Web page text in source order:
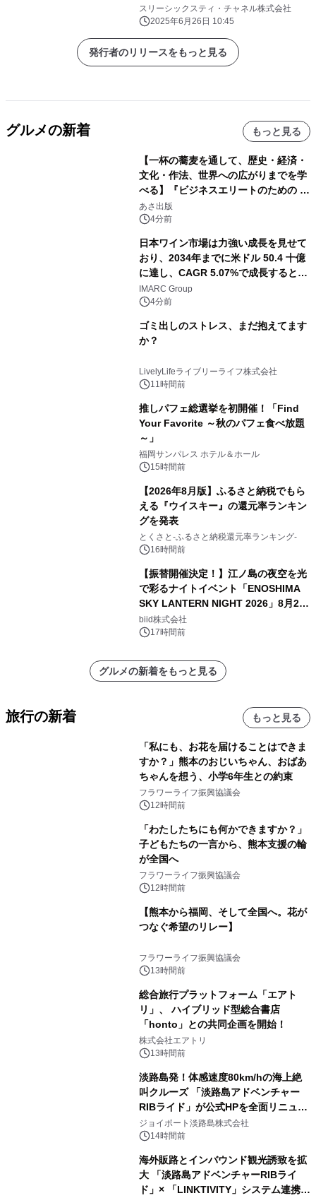
スリーシックスティ・チャネル株式会社
2025年6月26日 10:45
発行者のリリースをもっと見る
グルメの新着 もっと見る
【一杯の蕎麦を通して、歴史・経済・
文化・作法、世界への広がりまでを学
べる】『ビジネスエリートのための 教
養としての蕎麦』2026年8月25日
（火）発売
あさ出版
4分前
日本ワイン市場は力強い成長を見せて
おり、2034年までに米ドル 50.4 十億
に達し、CAGR 5.07%で成長すると予
測
IMARC Group
4分前
ゴミ出しのストレス、まだ抱えてます
か？
LivelyLifeライブリーライフ株式会社
11時間前
推しパフェ総選挙を初開催！「Find
Your Favorite ～秋のパフェ食べ放題
～」
福岡サンパレス ホテル＆ホール
15時間前
【2026年8月版】ふるさと納税でもら
える『ウイスキー』の還元率ランキン
グを発表
とくさと-ふるさと納税還元率ランキング-
16時間前
【振替開催決定！】江ノ島の夜空を光
で彩るナイトイベント「ENOSHIMA
SKY LANTERN NIGHT 2026」8月22
日(土)振替開催＆受付スタート！
biid株式会社
17時間前
グルメの新着をもっと見る
旅行の新着 もっと見る
「私にも、お花を届けることはできま
すか？」熊本のおじいちゃん、おばあ
ちゃんを想う、小学6年生との約束
フラワーライフ振興協議会
12時間前
「わたしたちにも何かできますか？」
子どもたちの一言から、熊本支援の輪
が全国へ
フラワーライフ振興協議会
12時間前
【熊本から福岡、そして全国へ。花が
つなぐ希望のリレー】
フラワーライフ振興協議会
13時間前
総合旅行プラットフォーム「エアト
リ」、 ハイブリッド型総合書店
「honto」との共同企画を開始！
株式会社エアトリ
13時間前
淡路島発！体感速度80km/hの海上絶
叫クルーズ 「淡路島アドベンチャー
RIBライド」が公式HPを全面リニュー
アル！ ～スマホで即予約完了の「スマ
ート設計」へ刷新～
ジョイポート淡路島株式会社
14時間前
海外販路とインバウンド観光誘致を拡
大 「淡路島アドベンチャーRIBライ
ド」× 「LINKTIVITY」システム連携を